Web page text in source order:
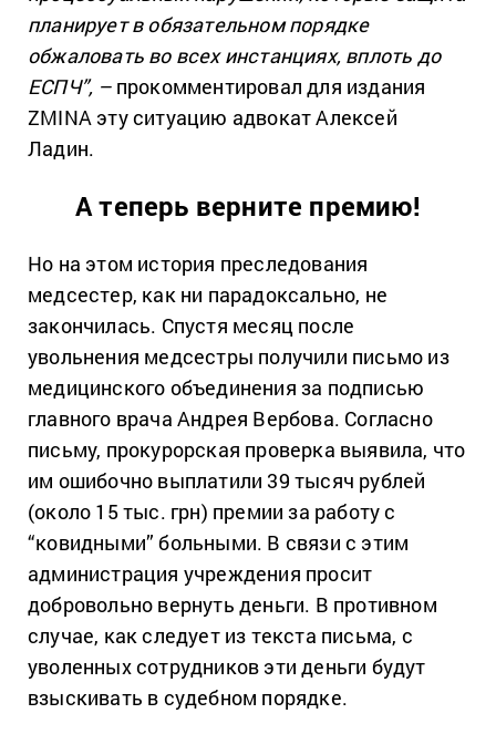
планирует в обязательном порядке
обжаловать во всех инстанциях, вплоть до
ЕСПЧ”, –прокомментировал для издания
ZMINA эту ситуацию адвокат Алексей
Ладин.
А теперь верните премию!
Но на этом история преследования
медсестер, как ни парадоксально, не
закончилась. Спустя месяц после
увольнения медсестры получили письмо из
медицинского объединения за подписью
главного врача Андрея Вербова. Согласно
письму, прокурорская проверка выявила, что
им ошибочно выплатили 39 тысяч рублей
(около 15 тыс. грн) премии за работу с
“ковидными” больными. В связи с этим
администрация учреждения просит
добровольно вернуть деньги. В противном
случае, как следует из текста письма, с
уволенных сотрудников эти деньги будут
взыскивать в судебном порядке.